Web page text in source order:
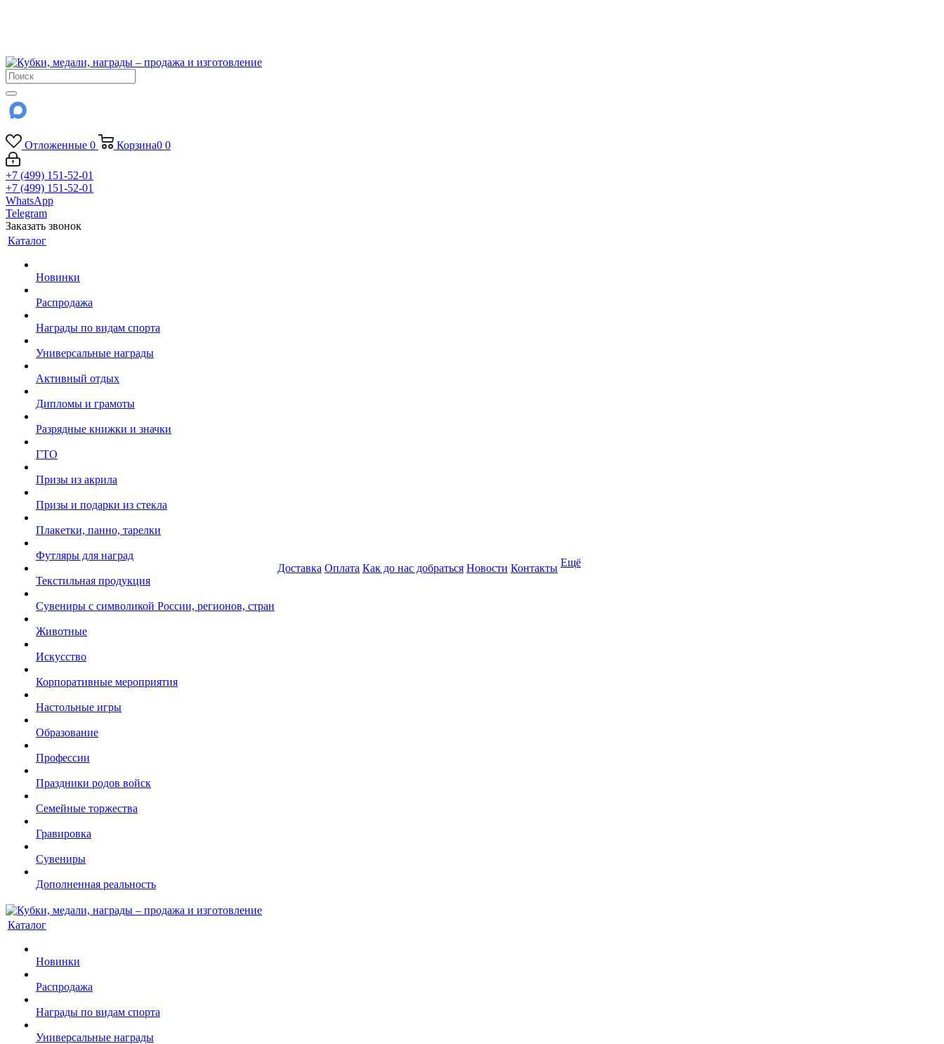
Отложенные 0 Корзина0 0
+7 (499) 151-52-01
+7 (499) 151-52-01
WhatsApp
Telegram
Заказать звонок
Каталог
Новинки
Распродажа
Награды по видам спорта
Универсальные награды
Активный отдых
Дипломы и грамоты
Разрядные книжки и значки
ГТО
Призы из акрила
Призы и подарки из стекла
Плакетки, панно, тарелки
Футляры для наград
Текстильная продукция
Сувениры с символикой России, регионов, стран
Животные
Искусство
Корпоративные мероприятия
Настольные игры
Образование
Профессии
Праздники родов войск
Семейные торжества
Гравировка
Сувениры
Дополненная реальность
Доставка Оплата Как до нас добраться Новости Контакты Ещё
Каталог
Новинки
Распродажа
Награды по видам спорта
Универсальные награды